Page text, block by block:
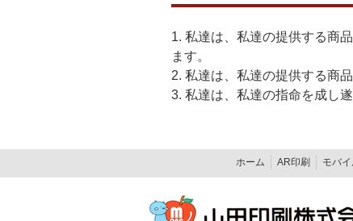
1. 私達は、私達の提供する商
ます。
2. 私達は、私達の提供する商
3. 私達は、私達の指命を成し
ホーム AR印刷 モバ